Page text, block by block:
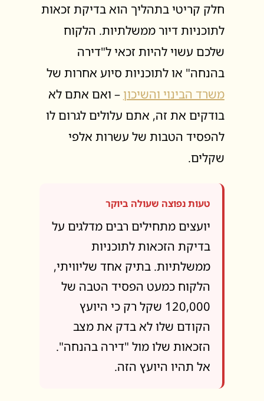
חלק קריטי בתהליך הוא בדיקת זכאות
לתוכניות דיור ממשלתיות. הלקוח
שלכם עשוי להיות זכאי ל"דירה
בהנחה" או לתוכניות סיוע אחרות של
משרד הבינוי והשיכון – ואם אתם לא
בודקים את זה, אתם עלולים לגרום לו
להפסיד הטבות של עשרות אלפי
שקלים.
טעות נפוצה שעולה ביוקר
יועצים מתחילים רבים מדלגים על
בדיקת הזכאות לתוכניות
ממשלתיות. בתיק אחד שליוויתי,
הלקוח כמעט הפסיד הטבה של
120,000 שקל רק כי היועץ
הקודם שלו לא בדק את מצב
הזכאות שלו מול "דירה בהנחה".
אל תהיו היועץ הזה.